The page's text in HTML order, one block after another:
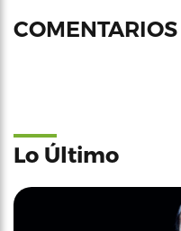
COMENTARIOS
Lo Último